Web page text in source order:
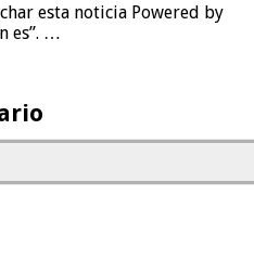
esta noticia Powered by
es”. …